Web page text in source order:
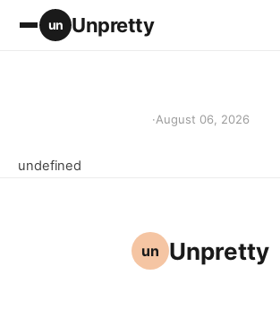
un Unpretty
·August 06, 2026
undefined
un Unpretty